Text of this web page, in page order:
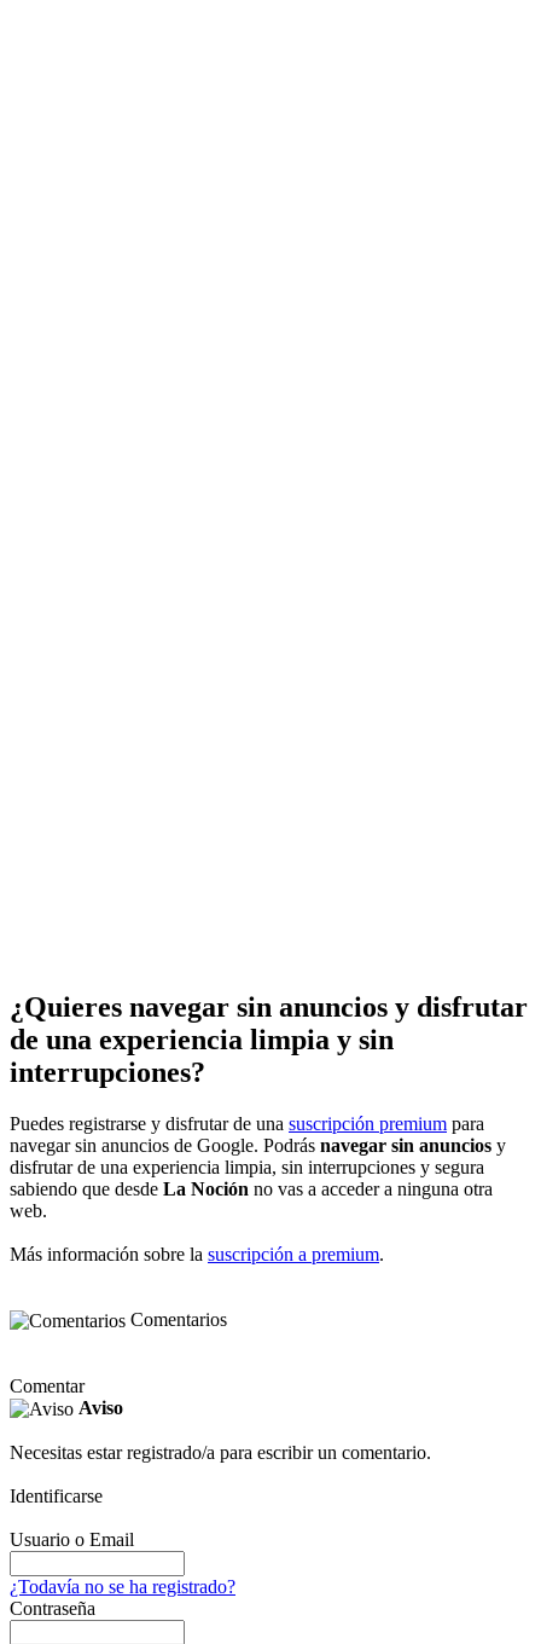
¿Quieres navegar sin anuncios y disfrutar
de una experiencia limpia y sin
interrupciones?
Puedes registrarse y disfrutar de una suscripción premium para
navegar sin anuncios de Google. Podrás navegar sin anuncios y
disfrutar de una experiencia limpia, sin interrupciones y segura
sabiendo que desde La Noción no vas a acceder a ninguna otra
web.
Más información sobre la suscripción a premium.
Comentarios
Comentar
Aviso
Necesitas estar registrado/a para escribir un comentario.
Identificarse
Usuario o Email
¿Todavía no se ha registrado?
Contraseña